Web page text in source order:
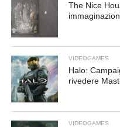
The Nice
VIDEOGAMES
Halo:
rivedere
VIDEOGAMES